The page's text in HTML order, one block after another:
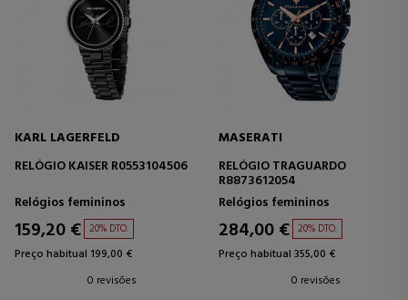
KARL LAGERFELD
RELÓGIO KAISER R0553104506
Relógios femininos
159,20 € 20% DTO.
Preço habitual 199,00 €
0 revisões
MASERATI
RELÓGIO TRAGUARDO
R8873612054
Relógios femininos
284,00 € 20% DTO.
Preço habitual 355,00 €
0 revisões